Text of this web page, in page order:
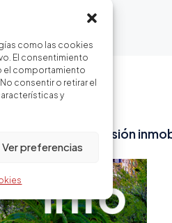
como las cookies
El consentimiento
el comportamiento
consentir o retirar el
y
Ver preferencias
e inversión